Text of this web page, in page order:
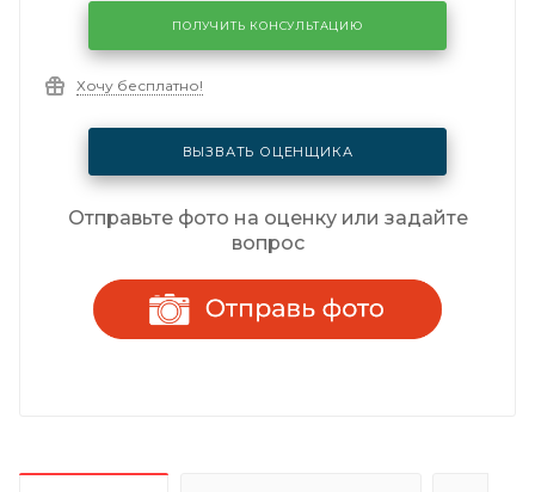
ПОЛУЧИТЬ КОНСУЛЬТАЦИЮ
Хочу бесплатно!
ВЫЗВАТЬ ОЦЕНЩИКА
Отправьте фото на оценку или задайте
вопрос